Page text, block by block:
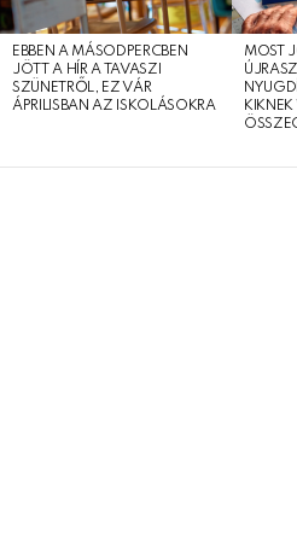
EBBEN A MÁSODPERCBEN
JÖTT A HÍR A TAVASZI
SZÜNETRŐL, EZ VÁR
ÁPRILISBAN AZ ISKOLÁSOKRA
MOST